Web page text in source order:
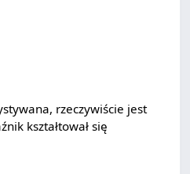
rzeczywiście jest
kształtował się